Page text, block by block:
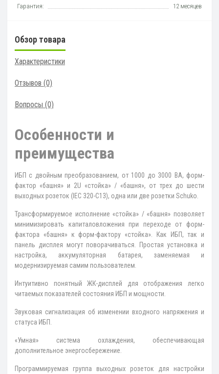
Гарантия:
12 месяцев
Обзор товара
Характеристики
Отзывов (0)
Вопросы (0)
Особенности и
преимущества
ИБП с двойным преобразованием, от 1000 до 3000 ВА, форм-
фактор «башня» и 2U «стойка» / «башня», от трех до шести
выходных розеток (IEC 320-C13), одна или две розетки Schuko.
Трансформируемое исполнение «стойка» / «башня» позволяет
минимизировать капиталовложения при переходе от форм-
фактора «башня» к форм-фактору «стойка». Как ИБП, так и
панель дисплея могут поворачиваться. Простая установка и
настройка, аккумуляторная батарея, заменяемая и
модернизируемая самим пользователем.
Интуитивно понятный ЖК-дисплей для отображения легко
читаемых показателей состояния ИБП и мощности.
Звуковая сигнализация об изменении входного напряжения и
статуса ИБП.
«Умная» система охлаждения, обеспечивающая
дополнительное энергосбережение.
Программируемая группа выходных розеток для настройки